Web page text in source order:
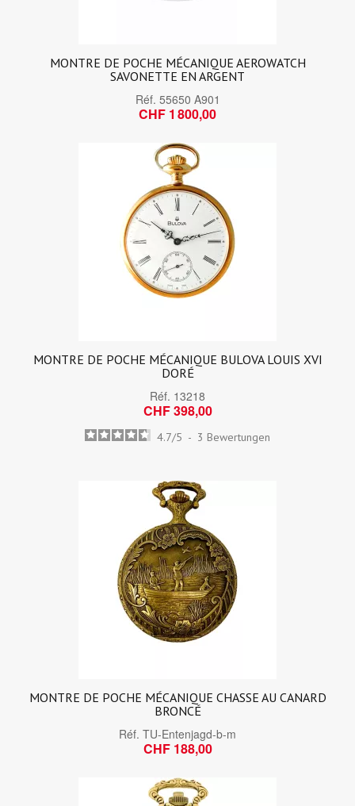
MONTRE DE POCHE MÉCANIQUE AEROWATCH
SAVONETTE EN ARGENT
Réf. 55650 A901
CHF 1 800,00
MONTRE DE POCHE MÉCANIQUE BULOVA LOUIS XVI
DORÉ
Réf. 13218
CHF 398,00
4.7/5 - 3 Bewertungen
MONTRE DE POCHE MÉCANIQUE CHASSE AU CANARD
BRONCÉ
Réf. TU-Entenjagd-b-m
CHF 188,00